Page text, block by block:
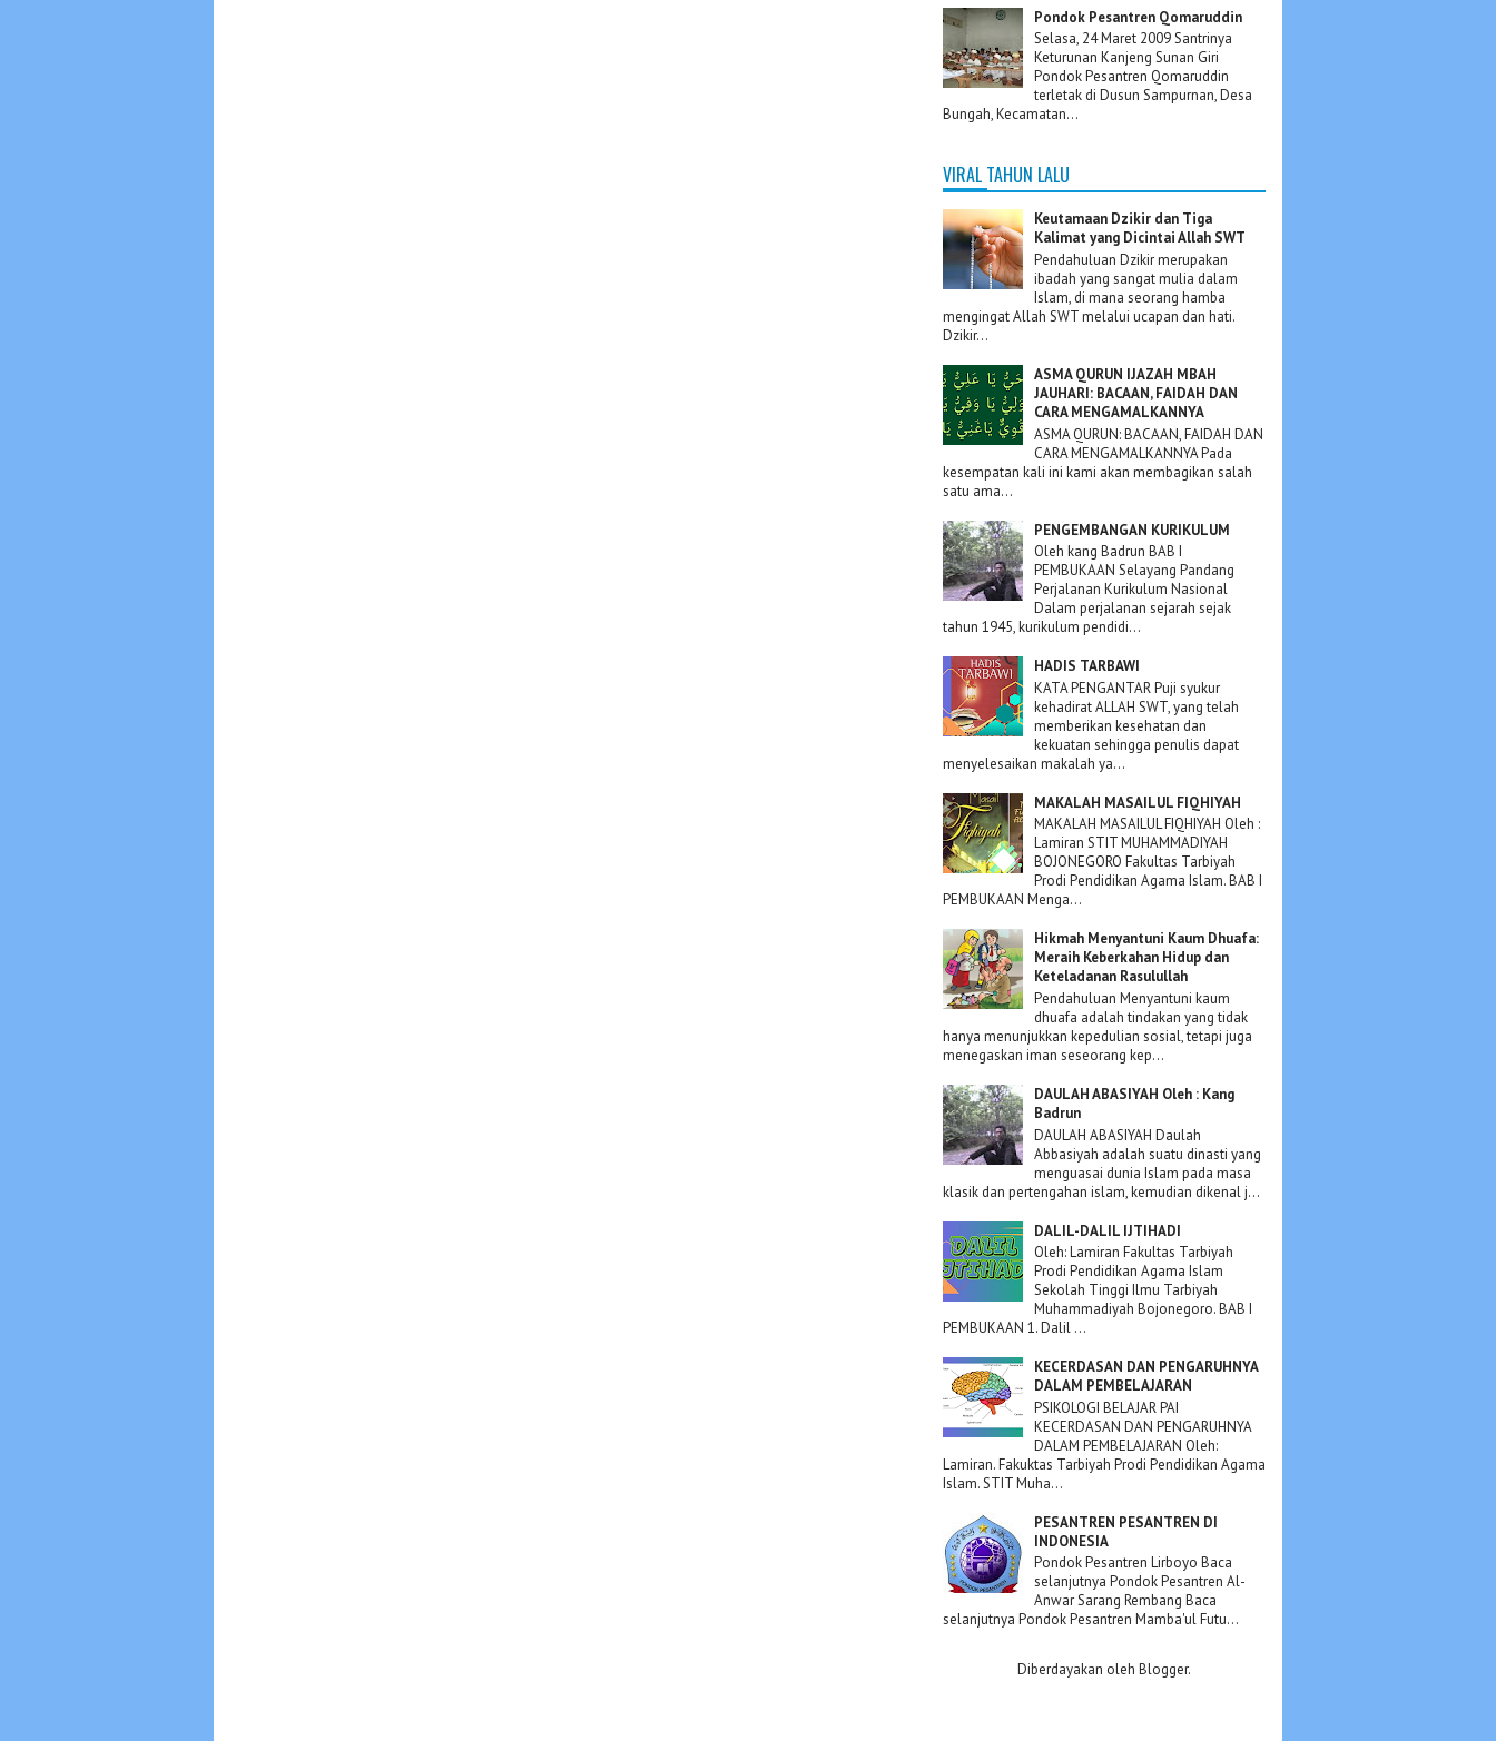
Pondok Pesantren Qomaruddin
Selasa, 24 Maret 2009 Santrinya
Keturunan Kanjeng Sunan Giri
Pondok Pesantren Qomaruddin
terletak di Dusun Sampurnan, Desa
Bungah, Kecamatan...
VIRAL TAHUN LALU
Keutamaan Dzikir dan Tiga
Kalimat yang Dicintai Allah SWT
Pendahuluan Dzikir merupakan
ibadah yang sangat mulia dalam
Islam, di mana seorang hamba
mengingat Allah SWT melalui ucapan dan hati.
Dzikir...
ASMA QURUN IJAZAH MBAH
JAUHARI: BACAAN, FAIDAH DAN
CARA MENGAMALKANNYA
ASMA QURUN: BACAAN, FAIDAH DAN
CARA MENGAMALKANNYA Pada
kesempatan kali ini kami akan membagikan salah
satu ama...
PENGEMBANGAN KURIKULUM
Oleh kang Badrun BAB I
PEMBUKAAN Selayang Pandang
Perjalanan Kurikulum Nasional
Dalam perjalanan sejarah sejak
tahun 1945, kurikulum pendidi...
HADIS TARBAWI
KATA PENGANTAR Puji syukur
kehadirat ALLAH SWT, yang telah
memberikan kesehatan dan
kekuatan sehingga penulis dapat
menyelesaikan makalah ya...
MAKALAH MASAILUL FIQHIYAH
MAKALAH MASAILUL FIQHIYAH Oleh :
Lamiran STIT MUHAMMADIYAH
BOJONEGORO Fakultas Tarbiyah
Prodi Pendidikan Agama Islam. BAB I
PEMBUKAAN Menga...
Hikmah Menyantuni Kaum Dhuafa:
Meraih Keberkahan Hidup dan
Keteladanan Rasulullah
Pendahuluan Menyantuni kaum
dhuafa adalah tindakan yang tidak
hanya menunjukkan kepedulian sosial, tetapi juga
menegaskan iman seseorang kep...
DAULAH ABASIYAH Oleh : Kang
Badrun
DAULAH ABASIYAH Daulah
Abbasiyah adalah suatu dinasti yang
menguasai dunia Islam pada masa
klasik dan pertengahan islam, kemudian dikenal j...
DALIL-DALIL IJTIHADI
Oleh: Lamiran Fakultas Tarbiyah
Prodi Pendidikan Agama Islam
Sekolah Tinggi Ilmu Tarbiyah
Muhammadiyah Bojonegoro. BAB I
PEMBUKAAN 1. Dalil ...
KECERDASAN DAN PENGARUHNYA
DALAM PEMBELAJARAN
PSIKOLOGI BELAJAR PAI
KECERDASAN DAN PENGARUHNYA
DALAM PEMBELAJARAN Oleh:
Lamiran. Fakuktas Tarbiyah Prodi Pendidikan Agama
Islam. STIT Muha...
PESANTREN PESANTREN DI
INDONESIA
Pondok Pesantren Lirboyo Baca
selanjutnya Pondok Pesantren Al-
Anwar Sarang Rembang Baca
selanjutnya Pondok Pesantren Mamba'ul Futu...
Diberdayakan oleh Blogger.